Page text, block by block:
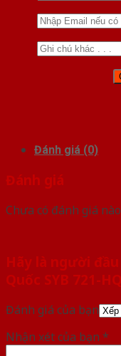
Đánh giá (0)
Đánh giá
Chưa có đánh giá
Hãy là người
Quốc SYB 721-
Đánh giá của bạn
Nhận xét của bạn *